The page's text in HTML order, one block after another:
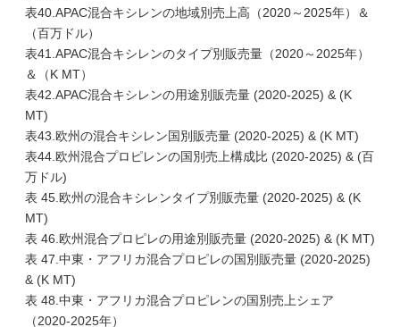
表40.APAC混合キシレンの地域別売上高（2020～2025年）＆
（百万ドル）
表41.APAC混合キシレンのタイプ別販売量（2020～2025年）
＆（K MT）
表42.APAC混合キシレンの用途別販売量 (2020-2025) & (K
MT)
表43.欧州の混合キシレン国別販売量 (2020-2025) & (K MT)
表44.欧州混合プロピレンの国別売上構成比 (2020-2025) & (百
万ドル)
表 45.欧州の混合キシレンタイプ別販売量 (2020-2025) & (K
MT)
表 46.欧州混合プロピレの用途別販売量 (2020-2025) & (K MT)
表 47.中東・アフリカ混合プロピレの国別販売量 (2020-2025)
& (K MT)
表 48.中東・アフリカ混合プロピレンの国別売上シェア
（2020-2025年）